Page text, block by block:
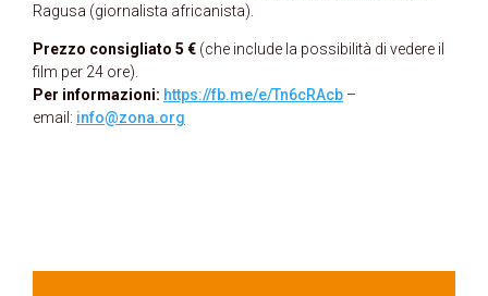
Ragusa (giornalista africanista).
Prezzo consigliato 5 € (che include la possibilità di vedere il
film per 24 ore).
Per informazioni: https://fb.me/e/Tn6cRAcb –
email: info@zona.org